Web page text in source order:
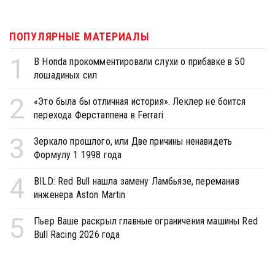
ПОПУЛЯРНЫЕ МАТЕРИАЛЫ
1
В Honda прокомментировали слухи о прибавке в 50
лошадиных сил
2
«Это была бы отличная история». Леклер не боится
перехода Ферстаппена в Ferrari
3
Зеркало прошлого, или Две причины ненавидеть
Формулу 1 1998 года
4
BILD: Red Bull нашла замену Ламбьязе, переманив
инженера Aston Martin
5
Пьер Ваше раскрыл главные ограничения машины Red
Bull Racing 2026 года